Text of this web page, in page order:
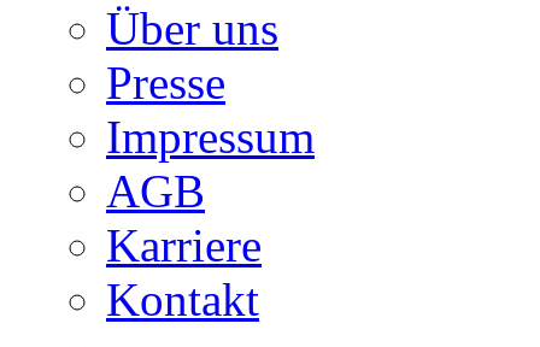
Über uns
Presse
Impressum
AGB
Karriere
Kontakt